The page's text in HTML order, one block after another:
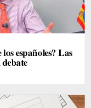
españoles? Las